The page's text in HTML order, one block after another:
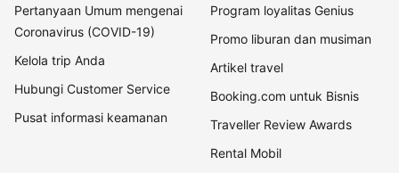
Pertanyaan Umum mengenai
Coronavirus (COVID-19)
Kelola trip Anda
Hubungi Customer Service
Pusat informasi keamanan
Program loyalitas Genius
Promo liburan dan musiman
Artikel travel
Booking.com untuk Bisnis
Traveller Review Awards
Rental Mobil